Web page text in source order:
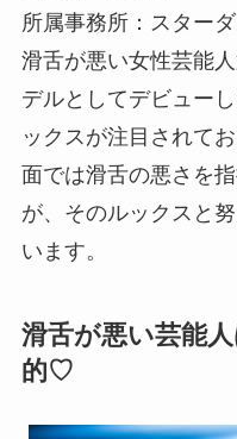
所属事務所：スター
滑舌が悪い女性芸能
デルとしてデビュー
ックスが注目されて
面では滑舌の悪さを
が、そのルックスと
います。
滑舌が悪い芸能
的♡